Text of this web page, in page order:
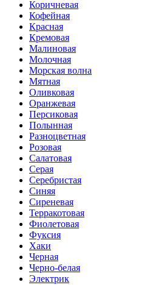
Коричневая
Кофейная
Красная
Кремовая
Малиновая
Молочная
Морская волна
Мятная
Оливковая
Оранжевая
Персиковая
Полынная
Разноцветная
Розовая
Салатовая
Серая
Серебристая
Синяя
Сиреневая
Терракотовая
Фиолетовая
Фуксия
Хаки
Черная
Черно-белая
Электрик